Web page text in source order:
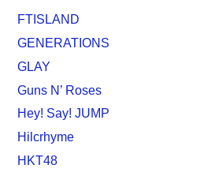
FTISLAND
GENERATIONS
GLAY
Guns N’ Roses
Hey! Say! JUMP
Hilcrhyme
HKT48